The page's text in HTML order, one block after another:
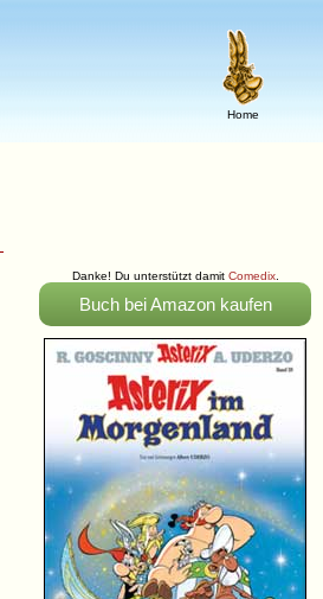
Home
Danke! Du unterstützt damit Comedix.
Buch bei Amazon kaufen